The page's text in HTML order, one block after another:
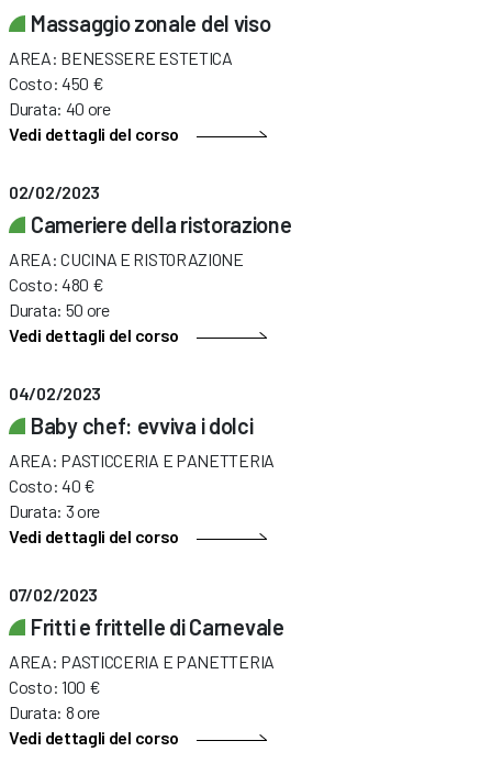
04/02/2023
Baby chef: evviva i dolci
AREA: PASTICCERIA E PANETTERIA
Costo: 40 €
Durata: 3 ore
Vedi dettagli del corso
Massaggio zonale del viso
AREA: BENESSERE ESTETICA
Costo: 450 €
Durata: 40 ore
Vedi dettagli del corso
02/02/2023
Cameriere della ristorazione
AREA: CUCINA E RISTORAZIONE
Costo: 480 €
Durata: 50 ore
Vedi dettagli del corso
07/02/2023
Fritti e frittelle di Carnevale
AREA: PASTICCERIA E PANETTERIA
Costo: 100 €
Durata: 8 ore
Vedi dettagli del corso